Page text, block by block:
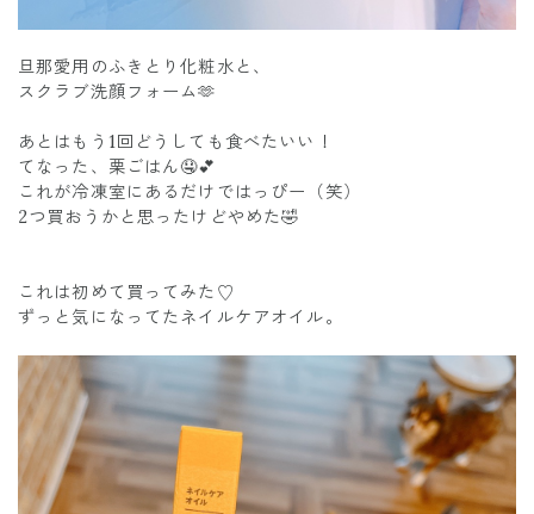
旦那愛用のふきとり化粧水と、
スクラブ洗顔フォーム🫶
あとはもう1回どうしても食べたいい！
てなった、栗ごはん🤤💕
これが冷凍室にあるだけではっぴー（笑）
2つ買おうかと思ったけどやめた🤣
これは初めて買ってみた♡
ずっと気になってたネイルケアオイル。